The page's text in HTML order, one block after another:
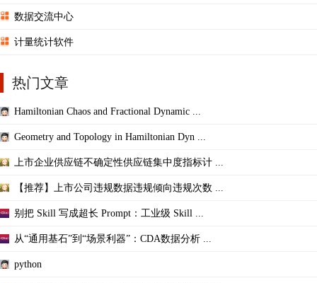
数据交流中心
计量统计软件
热门文章
Hamiltonian Chaos and Fractional Dynamic ...
Geometry and Topology in Hamiltonian Dyn ...
上市企业供应链不确定性供应链集中度指标计 ...
【推荐】上市公司违规数据违规倾向违规次数 ...
别把 Skill 写成超长 Prompt：工业级 Skill ...
从“通用基石”到“场景利器”：CDA数据分析 ...
python